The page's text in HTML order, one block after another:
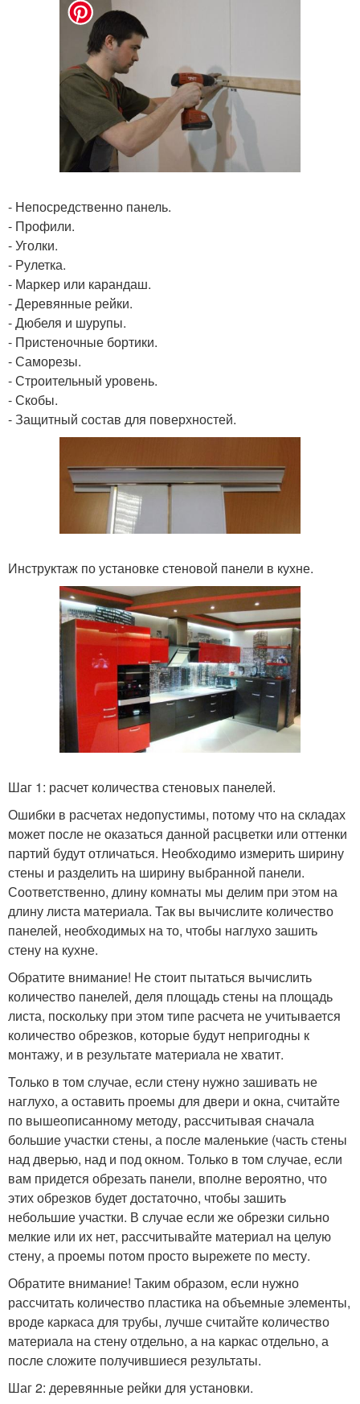
- Непосредственно панель.
- Профили.
- Уголки.
- Рулетка.
- Маркер или карандаш.
- Деревянные рейки.
- Дюбеля и шурупы.
- Пристеночные бортики.
- Саморезы.
- Строительный уровень.
- Скобы.
- Защитный состав для поверхностей.
Инструктаж по установке стеновой панели в кухне.
Шаг 1: расчет количества стеновых панелей.
Ошибки в расчетах недопустимы, потому что на складах
может после не оказаться данной расцветки или оттенки
партий будут отличаться. Необходимо измерить ширину
стены и разделить на ширину выбранной панели.
Соответственно, длину комнаты мы делим при этом на
длину листа материала. Так вы вычислите количество
панелей, необходимых на то, чтобы наглухо зашить
стену на кухне.
Обратите внимание! Не стоит пытаться вычислить
количество панелей, деля площадь стены на площадь
листа, поскольку при этом типе расчета не учитывается
количество обрезков, которые будут непригодны к
монтажу, и в результате материала не хватит.
Только в том случае, если стену нужно зашивать не
наглухо, а оставить проемы для двери и окна, считайте
по вышеописанному методу, рассчитывая сначала
большие участки стены, а после маленькие (часть стены
над дверью, над и под окном. Только в том случае, если
вам придется обрезать панели, вполне вероятно, что
этих обрезков будет достаточно, чтобы зашить
небольшие участки. В случае если же обрезки сильно
мелкие или их нет, рассчитывайте материал на целую
стену, а проемы потом просто вырежете по месту.
Обратите внимание! Таким образом, если нужно
рассчитать количество пластика на объемные элементы,
вроде каркаса для трубы, лучше считайте количество
материала на стену отдельно, а на каркас отдельно, а
после сложите получившиеся результаты.
Шаг 2: деревянные рейки для установки.